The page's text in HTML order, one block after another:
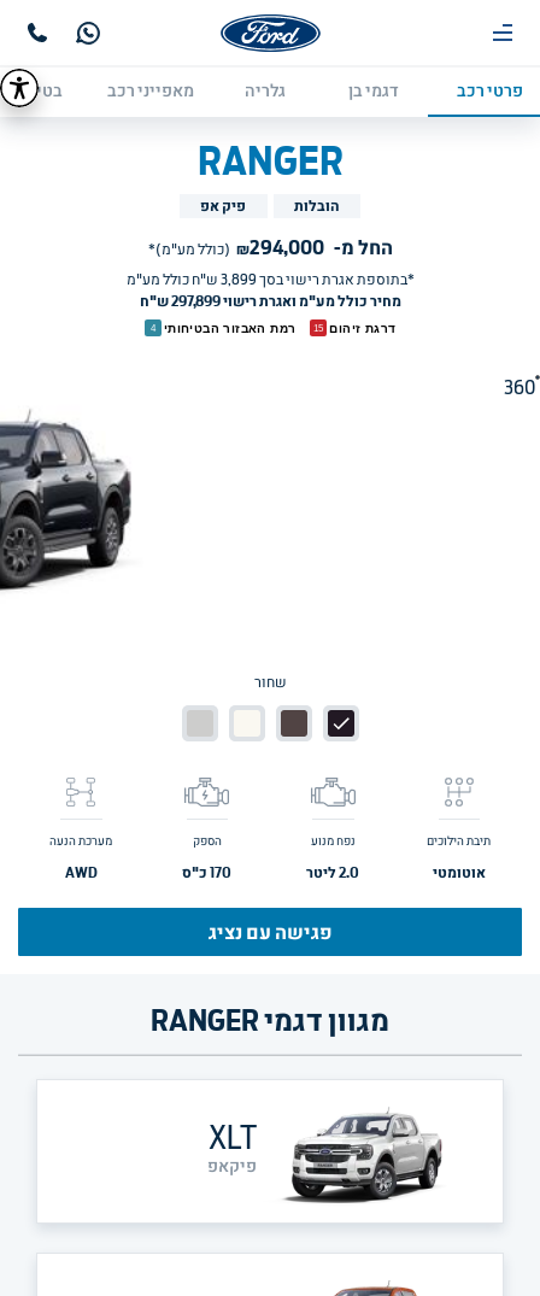
פרטי רכב דגמי בן גלריה מאפייני רכב בטיחות
RANGER
הובלות פיק אפ
החל מ- 294,000
₪ (כולל מע"מ)*
*בתוספת אגרת רישוי בסך 3,899 ש"ח כולל מע"מ
מחיר כולל מע"מ ואגרת רישוי 297,899 ש"ח
דרגת זיהום 15 רמת האבזור הבטיחותי 4
שחור
תיבת הילוכים
אוטומטי
נפח מנוע
2.0ליטר
הספק
170כ"ס
מערכת הנעה
AWD
פגישה עם נציג
מגוון דגמי RANGER
XLT
פיקאפ